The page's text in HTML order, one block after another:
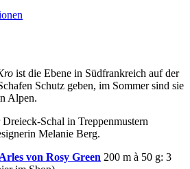
ist die Ebene in Südfrankreich auf der
Schutz geben, im Sommer sind sie
Alpen.
Schal in Treppenmustern
Melanie Berg.
von Rosy Green 200 m à 50 g: 3